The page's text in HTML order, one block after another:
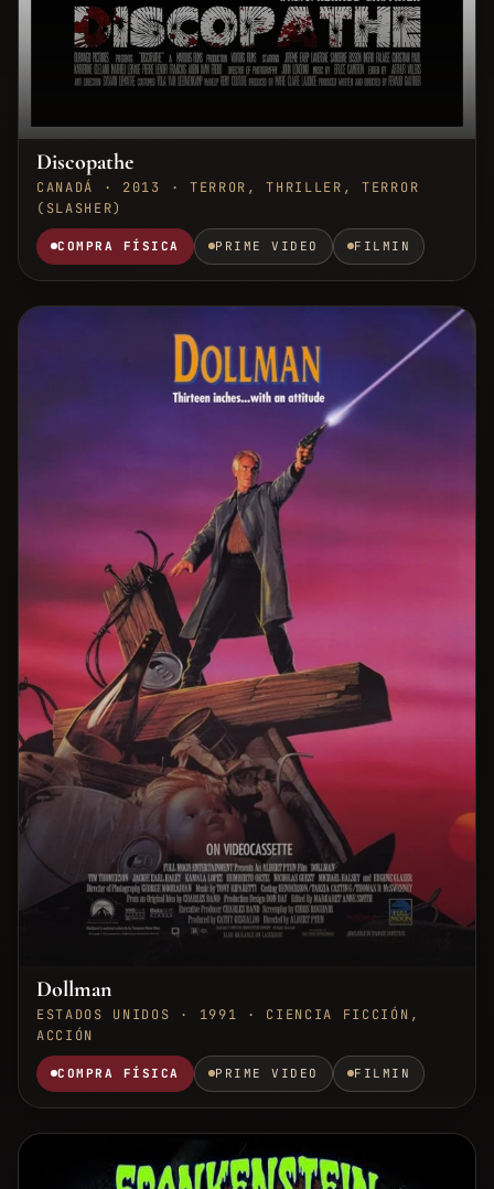
Discopathe
CANADÁ · 2013 · TERROR, THRILLER, TERROR
(SLASHER)
COMPRA FÍSICA PRIME VIDEO FILMIN
Dollman
ESTADOS UNIDOS · 1991 · CIENCIA FICCIÓN,
ACCIÓN
COMPRA FÍSICA PRIME VIDEO FILMIN